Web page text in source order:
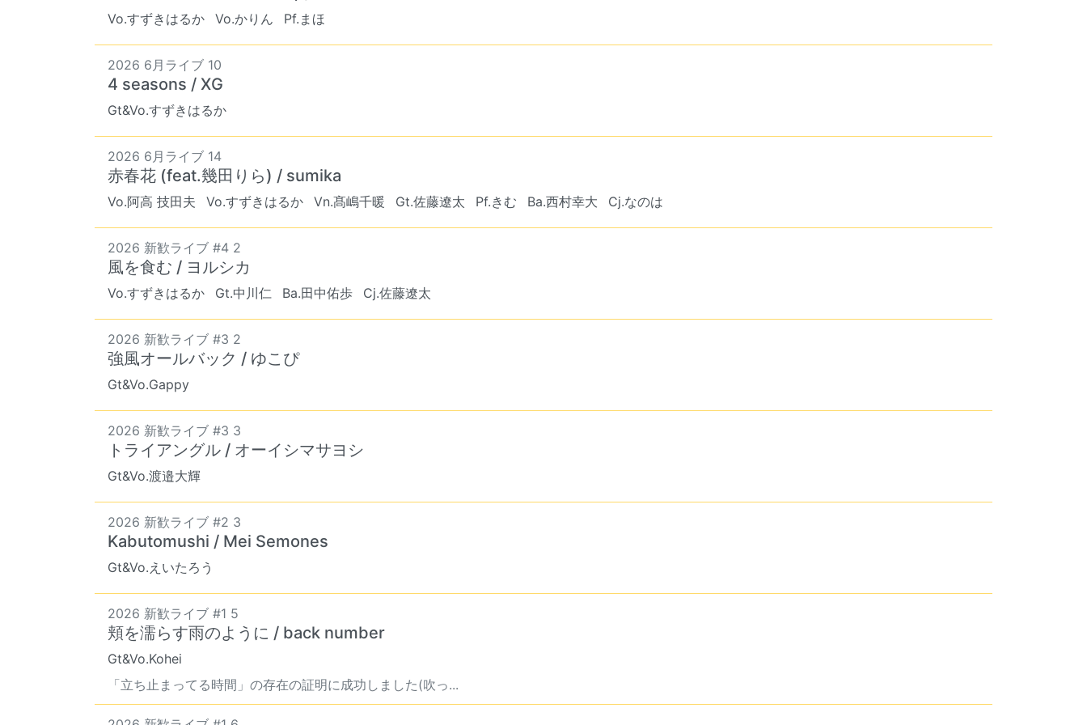
Vo.すずきはるか Vo.かりん Pf.まほ
2026 6月ライブ 10
4 seasons / XG
Gt&Vo.すずきはるか
2026 6月ライブ 14
赤春花 (feat.幾田りら) / sumika
Vo.阿高 技田夫 Vo.すずきはるか Vn.髙嶋千暖 Gt.佐藤遼太 Pf.きむ Ba.西村幸大 Cj.なのは
2026 新歓ライブ #4 2
風を食む / ヨルシカ
Vo.すずきはるか Gt.中川仁 Ba.田中佑歩 Cj.佐藤遼太
2026 新歓ライブ #3 2
強風オールバック / ゆこぴ
Gt&Vo.Gappy
2026 新歓ライブ #3 3
トライアングル / オーイシマサヨシ
Gt&Vo.渡邉大輝
2026 新歓ライブ #2 3
Kabutomushi / Mei Semones
Gt&Vo.えいたろう
2026 新歓ライブ #1 5
頬を濡らす雨のように / back number
Gt&Vo.Kohei
「立ち止まってる時間」の存在の証明に成功しました(吹っ...